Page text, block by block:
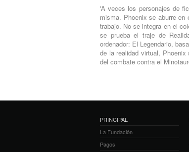
'A veces los personajes de
misma. Phoenix se aburre
trabajo. No se integra en el
se prueba el traje de
ordenador: El Legendario,
de la realidad virtual,
del combate contra el
PRINCIPAL
La Fundación
Pagos